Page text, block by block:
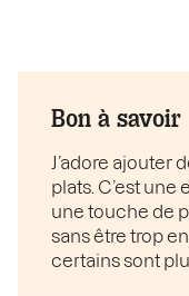
Bon à savoir
J’adore ajouter
plats. C’est
une touche de
sans être trop
certains sont